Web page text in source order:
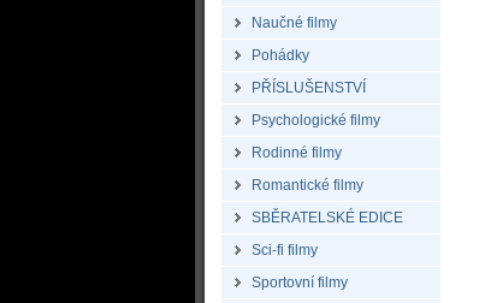
Naučné filmy
Pohádky
PŘÍSLUŠENSTVÍ
Psychologické filmy
Rodinné filmy
Romantické filmy
SBĚRATELSKÉ EDICE
Sci-fi filmy
Sportovní filmy